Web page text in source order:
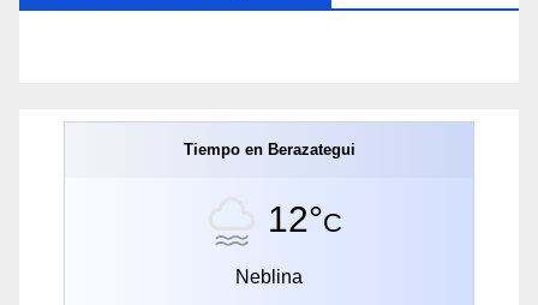
Tiempo en Berazategui
12°C
Neblina